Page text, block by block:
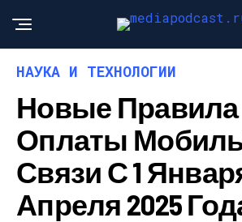
НАУКА И ТЕХНОЛОГИИ
Новые Правила
Оплаты
Связи С 1
Апреля 2025